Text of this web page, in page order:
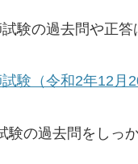
験の過去問や正答
験（令和2年12月
験の過去問をしっ